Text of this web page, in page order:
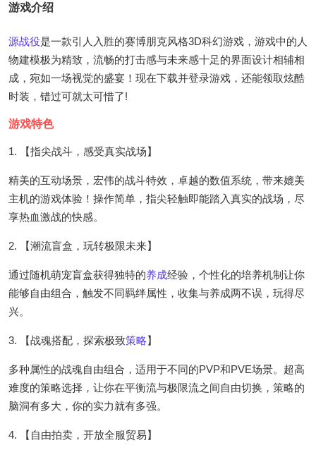
游戏介绍
源战役是一款引人入胜的赛博朋克风格3D科幻游戏，游戏中的人
物建模极为精致，流畅的打击感与未来感十足的界面设计相辅相
成，宛如一场视觉的盛宴！现在下载并登录游戏，还能领取炫酷
时装，错过可就太可惜了!
游戏特色
1. 【指尖战斗，感受真实战场】
精美的互动场景，宏伟的战斗特效，卓越的数值系统，带来媲美
主机的游戏体验！操作简单，指尖轻触即能踏入真实的战场，尽
享热血激战的快感。
2. 【潮流盲盒，玩转极限未来】
通过随机萌宠盲盒获得独特的养成经验，个性化的培养机制让你
能够自由组合，触发不同羁绊属性，收集与养成两不误，玩得尽
兴。
3. 【战魂搭配，探索极致策略】
多种属性的战魂自由组合，适用于不同的PVP和PVE场景。超高
难度的策略选择，让你在平衡流与极限流之间自由切换，策略的
脑洞有多大，你的实力就有多强。
4. 【自由拍卖，开放全服贸易】